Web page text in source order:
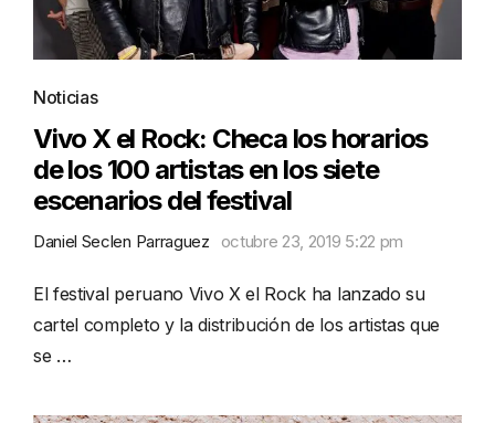
Noticias
Vivo X el Rock: Checa los horarios
de los 100 artistas en los siete
escenarios del festival
Daniel Seclen Parraguez octubre 23, 2019 5:22 pm
El festival peruano Vivo X el Rock ha lanzado su
cartel completo y la distribución de los artistas que
se …